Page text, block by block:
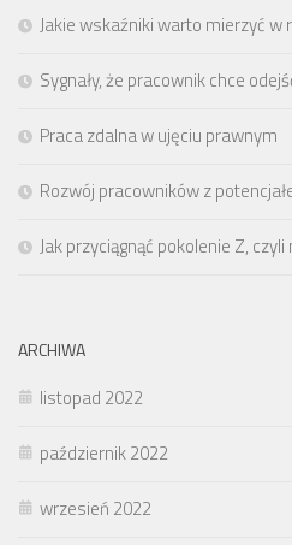
Jakie wskaźniki warto mierzyć w
Sygnały, że pracownik chce
Praca zdalna w ujęciu prawnym
Rozwój pracowników z
Jak przyciągnąć pokolenie Z,
ARCHIWA
listopad 2022
październik 2022
wrzesień 2022